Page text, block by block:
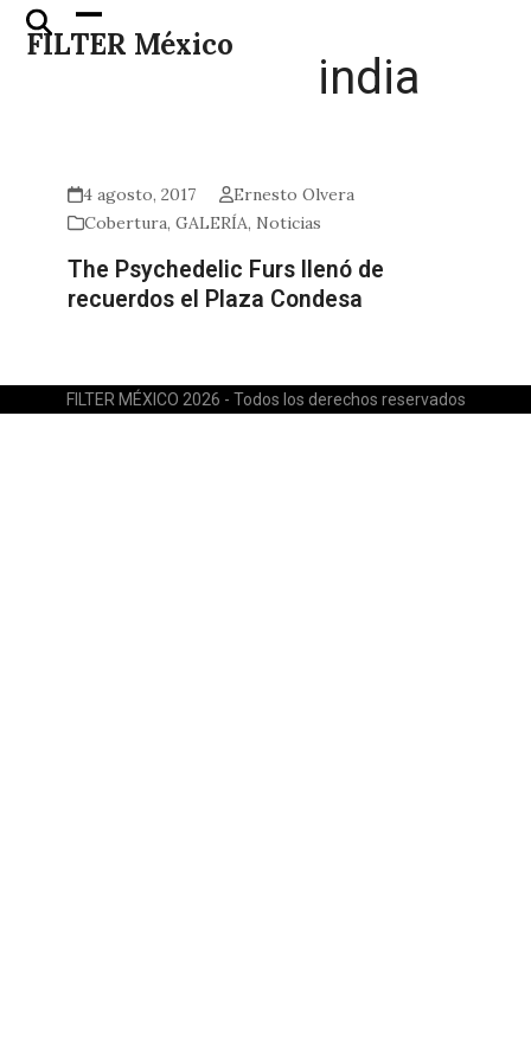
Skip
FILTER México
Open
mobile
Close
mobile
india
4 agosto, 2017
Ernesto Olvera
Cobertura,GALERÍA, Noticias
The Psychedelic Furs llenó de
recuerdos el Plaza Condesa
FILTER MÉXICO 2026 - Todos los derechos reservados